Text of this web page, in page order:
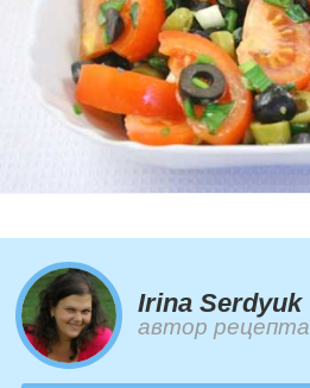
Irina Serdyuk
автор рецепта